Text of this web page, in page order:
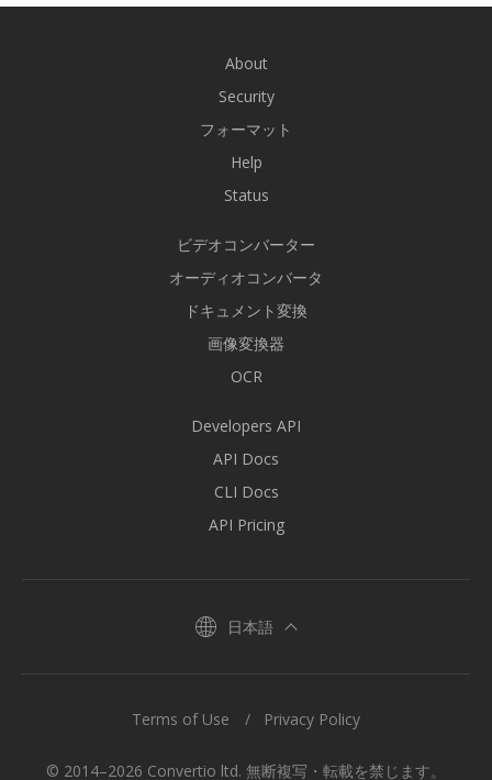
About
Security
フォーマット
Help
Status
ビデオコンバーター
オーディオコンバータ
ドキュメント変換
画像変換器
OCR
Developers API
API Docs
CLI Docs
API Pricing
日本語
© 2014–2026 Convertio ltd. 無断複写・転載を禁じます。
Terms of Use Privacy Policy